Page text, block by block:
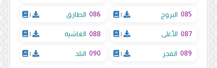
085 البروج |
086 الطارق |
087 الأعلى |
088 الغاشية |
089 الفجر |
090 البلد |